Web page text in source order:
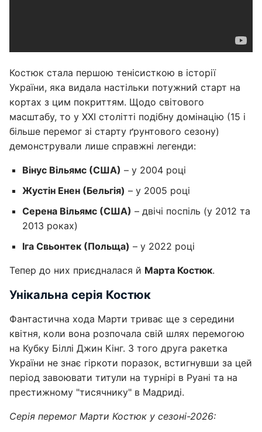
Костюк стала першою тенісисткою в історії
України, яка видала настільки потужний старт на
кортах з цим покриттям. Щодо світового
масштабу, то у XXI столітті подібну домінацію (15 і
більше перемог зі старту ґрунтового сезону)
демонстрували лише справжні легенди:
Вінус Вільямс (США) – у 2004 році
Жустін Енен (Бельгія) – у 2005 році
Серена Вільямс (США) – двічі поспіль (у 2012 та
2013 роках)
Іга Свьонтек (Польща) – у 2022 році
Тепер до них приєдналася й Марта Костюк.
Унікальна серія Костюк
Фантастична хода Марти триває ще з середини
квітня, коли вона розпочала свій шлях перемогою
на Кубку Біллі Джин Кінг. З того друга ракетка
України не знає гіркоти поразок, встигнувши за цей
період завоювати титули на турнірі в Руані та на
престижному "тисячнику" в Мадриді.
Серія перемог Марти Костюк у сезоні-2026: